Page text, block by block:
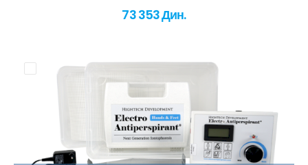
73 353 Дин.